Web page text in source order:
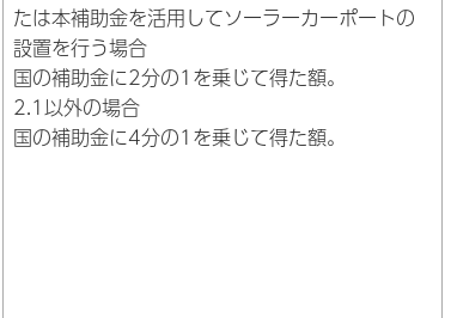
たは本補助金を活用してソーラーカーポートの
設置を行う場合
国の補助金に2分の1を乗じて得た額。
2.1以外の場合
国の補助金に4分の1を乗じて得た額。